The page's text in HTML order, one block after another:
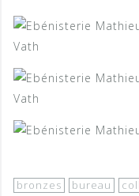
bronzes bureau